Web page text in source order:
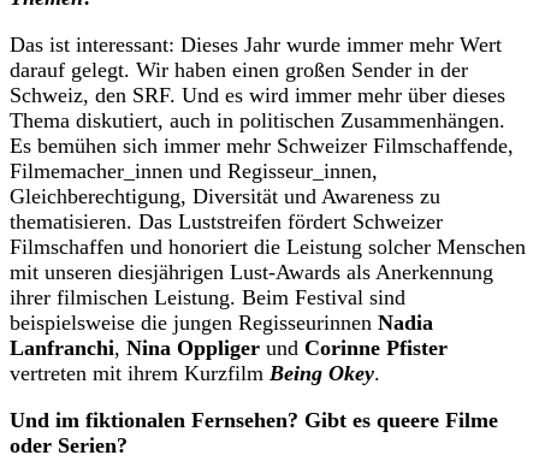
Das ist interessant: Dieses Jahr wurde immer mehr Wert
darauf gelegt. Wir haben einen großen Sender in der
Schweiz, den SRF. Und es wird immer mehr über dieses
Thema diskutiert, auch in politischen Zusammenhängen.
Es bemühen sich immer mehr Schweizer Filmschaffende,
Filmemacher_innen und Regisseur_innen,
Gleichberechtigung, Diversität und Awareness zu
thematisieren. Das Luststreifen fördert Schweizer
Filmschaffen und honoriert die Leistung solcher Menschen
mit unseren diesjährigen Lust-Awards als Anerkennung
ihrer filmischen Leistung. Beim Festival sind
beispielsweise die jungen Regisseurinnen Nadia
Lanfranchi, Nina Oppliger und Corinne Pfister
vertreten mit ihrem Kurzfilm Being Okey.
Und im fiktionalen Fernsehen? Gibt es queere Filme
oder Serien?